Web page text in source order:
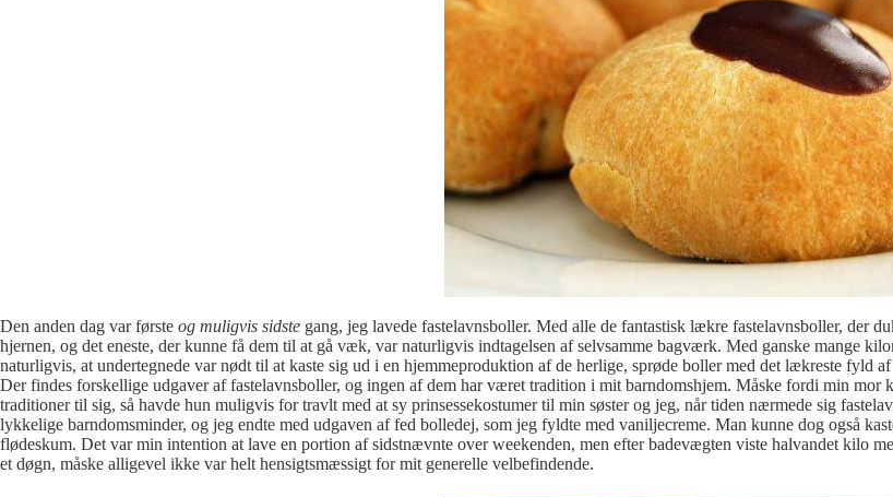
Den anden dag var første og muligvis sidste gang, jeg lavede fastelavnsboller. Med alle de fantastisk lækre fastelavnsboller, der
hjernen, og det eneste, der kunne få dem til at gå væk, var naturligvis indtagelsen af selvsamme bagværk. Med ganske mange
naturligvis, at undertegnede var nødt til at kaste sig ud i en hjemmeproduktion af de herlige, sprøde boller med det lækreste fyld
Der findes forskellige udgaver af fastelavnsboller, og ingen af dem har været tradition i mit barndomshjem. Måske fordi min
traditioner til sig, så havde hun muligvis for travlt med at sy prinsessekostumer til min søster og jeg, når tiden nærmede sig
lykkelige barndomsminder, og jeg endte med udgaven af fed bolledej, som jeg fyldte med vaniljecreme. Man kunne dog også
flødeskum. Det var min intention at lave en portion af sidstnævnte over weekenden, men efter badevægten viste halvandet kilo
et døgn, måske alligevel ikke var helt hensigtsmæssigt for mit generelle velbefindende.